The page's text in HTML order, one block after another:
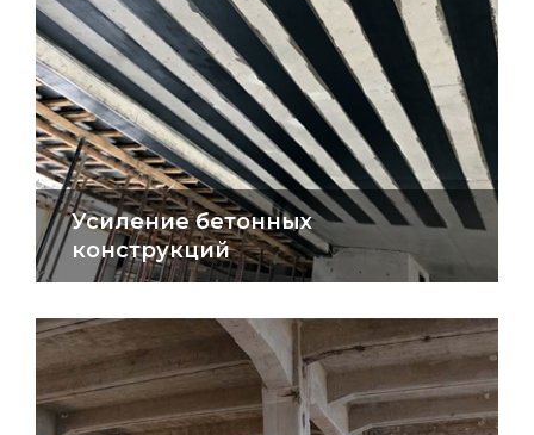
Усиление бетонных
конструкций